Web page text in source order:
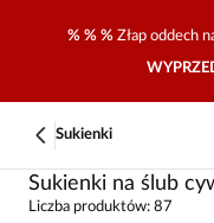
% % % Złap oddech
Sukienki
Sukienki na ślub
Liczba produktów: 87